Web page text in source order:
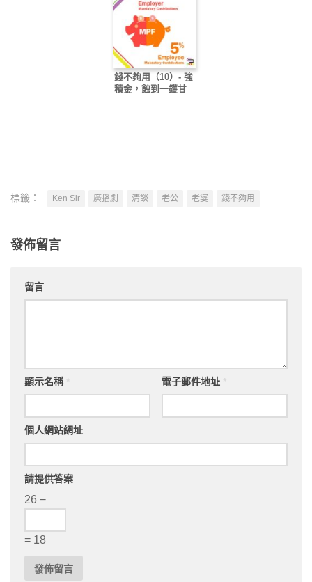
錢不夠用（10）- 強
積金，蝕到一鑊甘
標籤： Ken Sir 廣播劇 清談 老公 老婆 錢不夠用
發佈留言
留言
顯示名稱 電子郵件地址
個人網站網址
請提供答案
26 −
= 18